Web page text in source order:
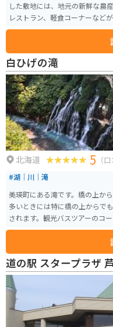
した敷地には、地元の新鮮な農
レストラン、軽食コーナーなどがあります。 特にレスト
ブランド豚「ひこま豚」を使っ
また、道の駅には、ツーリング
で、休憩がてら情報収集もでき
車など、北海道らしい雄大な景
なエリアです。
白ひげの滝
北海道 5 （
#湖｜川｜滝
美瑛町にある滝です。橋の上か
多いときには特に橋の上からで
されます。観光バスツアーのコ
混雑しますが、美瑛付近に来た
道の駅 スタープラザ